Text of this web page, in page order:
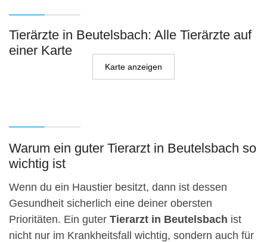
Tierärzte in Beutelsbach: Alle Tierärzte auf
einer Karte
Karte anzeigen
Warum ein guter Tierarzt in Beutelsbach so
wichtig ist
Wenn du ein Haustier besitzt, dann ist dessen
Gesundheit sicherlich eine deiner obersten
Prioritäten. Ein guter Tierarzt in Beutelsbach ist
nicht nur im Krankheitsfall wichtig, sondern auch für